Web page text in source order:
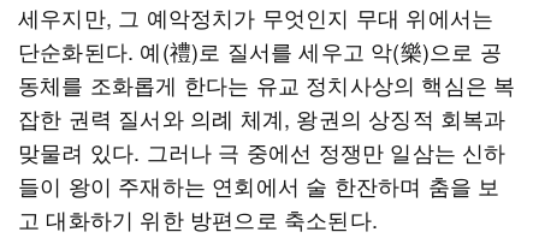
세우지만, 그 예악정치가 무엇인지 무대 위에서는
단순화된다. 예(禮)로 질서를 세우고 악(樂)으로 공
동체를 조화롭게 한다는 유교 정치사상의 핵심은 복
잡한 권력 질서와 의례 체계, 왕권의 상징적 회복과
맞물려 있다. 그러나 극 중에선 정쟁만 일삼는 신하
들이 왕이 주재하는 연회에서 술 한잔하며 춤을 보
고 대화하기 위한 방편으로 축소된다.